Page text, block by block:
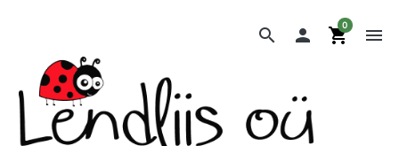
search  shopping_cart
0 menu